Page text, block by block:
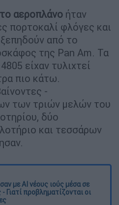
αεροπλάνο ήταν
πορτοκαλί φλόγες και
από το
της Pan Am. Τα
είχαν τυλιχτεί
πιο κάτω.
-
των τριών μελών του
δύο
και τεσσάρων
με AI νέους ιούς μέσα σε
Γιατί προβληματίζονται οι